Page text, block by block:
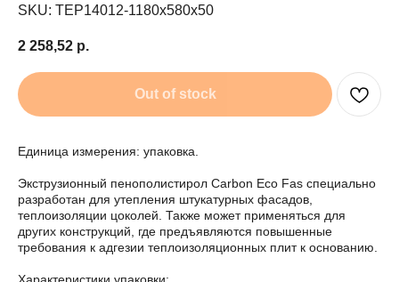
SKU: TEP14012-1180x580x50
2 258,52 р.
Out of stock
Единица измерения: упаковка.
Экструзионный пенополистирол Carbon Eco Fas специально
разработан для утепления штукатурных фасадов,
теплоизоляции цоколей. Также может применяться для
других конструкций, где предъявляются повышенные
требования к адгезии теплоизоляционных плит к основанию.